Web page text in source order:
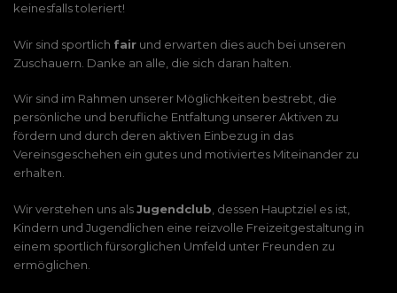
keinesfalls toleriert!
Wir sind sportlich fair und erwarten dies auch bei unseren
Zuschauern. Danke an alle, die sich daran halten.
Wir sind im Rahmen unserer Möglichkeiten bestrebt, die
persönliche und berufliche Entfaltung unserer Aktiven zu
fördern und durch deren aktiven Einbezug in das
Vereinsgeschehen ein gutes und motiviertes Miteinander zu
erhalten.
Wir verstehen uns alsJugendclub , dessen Hauptziel es ist,
Kindern und Jugendlichen eine reizvolle Freizeitgestaltung in
einem sportlich fürsorglichen Umfeld unter Freunden zu
ermöglichen.